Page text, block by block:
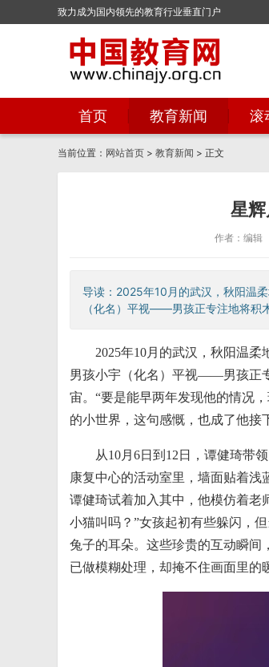
致力成为国内领先的教育行业垂直门户
首页 教育新闻 滚
当前位置： 网站首页 > 教育新闻 > 正文
星
作者：编辑
导读：2025年10月的武汉，秋阳温
（化名）平视——男孩正专注地将积
2025年10月的武汉，秋阳温
男孩小宇（化名）平视——男孩正
宙。“要是能早两年发现他的情况
的小世界，这句感慨，也成了他接
从10月6日到12日，谭健琦带
康复中心的活动室里，墙面贴着浅
谭健琦试着加入其中，他模仿着老
小猫叫吗？”女孩起初有些躲闪，
兔子的耳朵。这些珍贵的互动瞬间
已做模糊处理，却掩不住画面里的